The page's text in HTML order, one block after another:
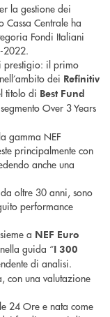
la gestione dei
Centrale ha
Fondi Italiani
2022.
prestigio: il primo
dei Refinitiv
titolo di Best Fund
Over 3 Years
gamma NEF
principalmente con
anche una
oltre 30 anni, sono
performance
a NEF Euro
guida “I 300
di analisi.
con una valutazione
24 Ore e nata come